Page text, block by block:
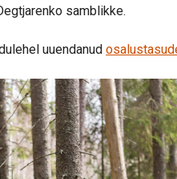
samblikke.
uuendanud